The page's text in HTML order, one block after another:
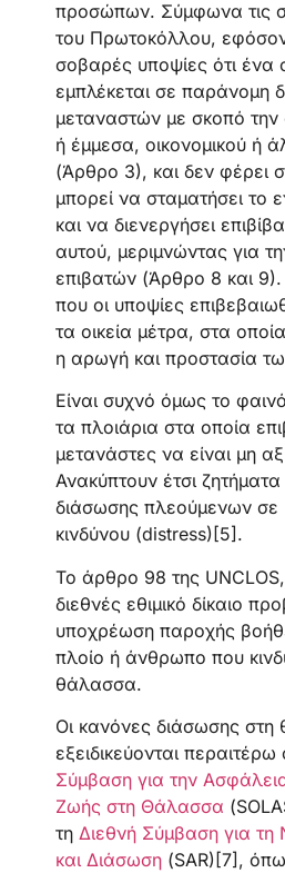
προσώπων. Σύμφωνα τις
του Πρωτοκόλλου,
σοβαρές υποψίες ότι ένα
εμπλέκεται σε παράνομη
μεταναστών με σκοπό
ή έμμεσα, οικονομικού ή
(Άρθρο 3), και δεν φέρει
μπορεί να σταματήσει το
και να διενεργήσει
αυτού, μεριμνώντας για
επιβατών (Άρθρο 8 και
που οι υποψίες
τα οικεία μέτρα, στα
η αρωγή και προστασία
Είναι συχνό όμως το
τα πλοιάρια στα οποία
μετανάστες να είναι μη
Ανακύπτουν έτσι
διάσωσης πλεούμενων σε
κινδύνου (distress)[5].
To άρθρο 98 της
διεθνές εθιμικό δίκαιο
υποχρέωση παροχής
πλοίο ή άνθρωπο που
θάλασσα.
Οι κανόνες διάσωσης
εξειδικεύονται
Σύμβαση για την
Ζωής στη Θάλασσα
τη Διεθνή Σύμβαση για τη
και Διάσωση (SAR)[7],